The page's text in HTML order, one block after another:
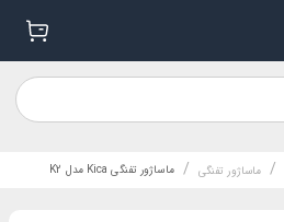
/ ماساژور تفنگی / ماساژور تفنگی Kica مدل K2